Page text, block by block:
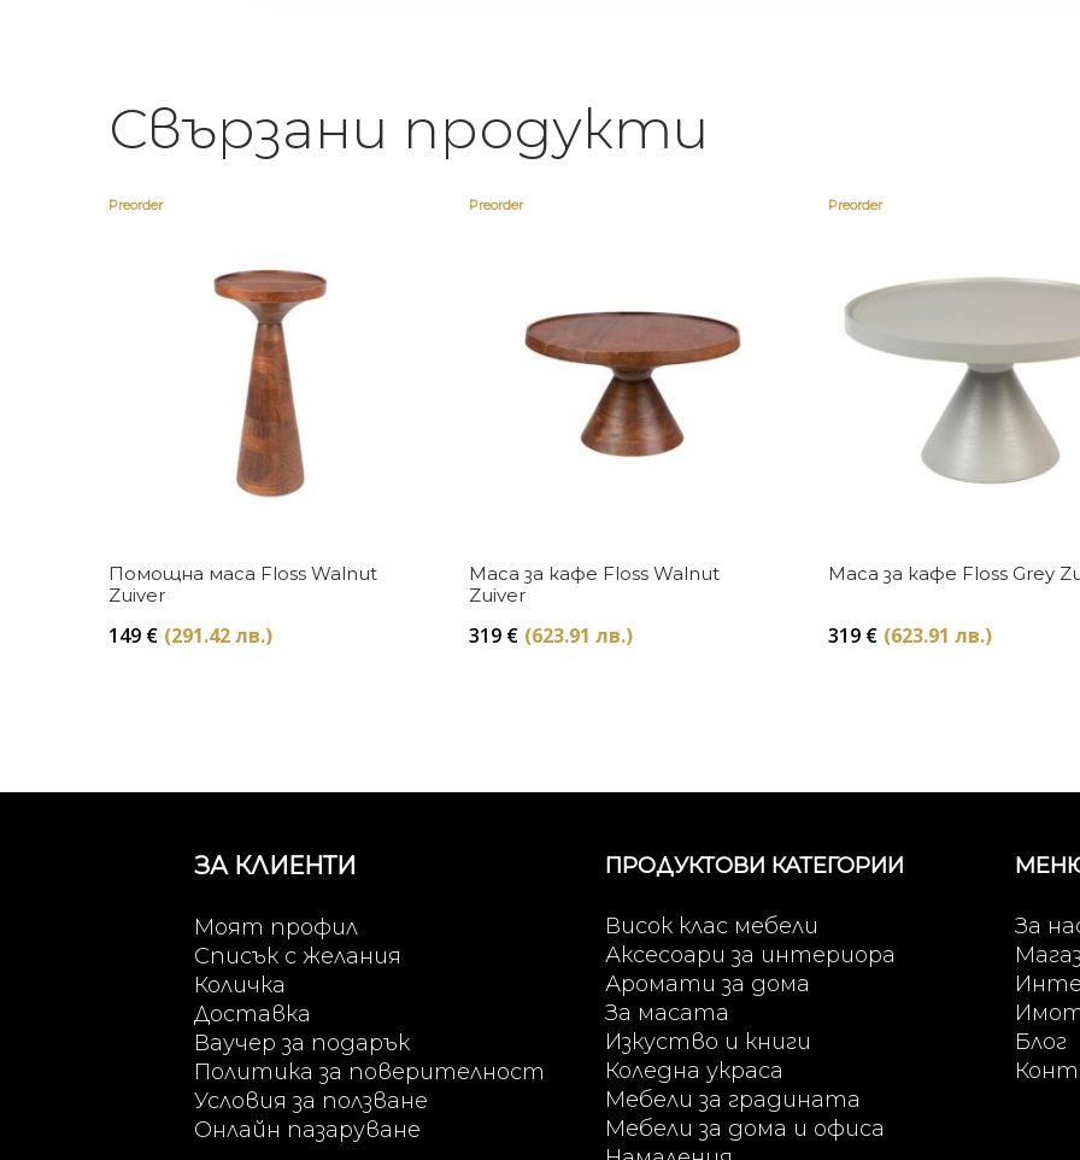
Свързани продукти
Preorder
Купи
Помощна маса Floss Walnut
Zuiver
149 € (291.42 лв.)
Preorder
Купи
Маса за кафе Floss Walnut
Zuiver
319 € (623.91 лв.)
Preorder
Купи
Маса за кафе Floss Grey
319 € (623.91 лв.)
ЗА КЛИЕНТИ
Моят профил
Списък с желания
Количка
Доставка
Ваучер за подарък
Политика за поверителност
Условия за ползване
Онлайн пазаруване
ПРОДУКТОВИ КАТЕГОРИИ
Висок клас мебели
Аксесоари за интериора
Аромати за дома
За масата
Изкуство и книги
Коледна украса
Мебели за градината
Мебели за дома и офиса
За
Блог